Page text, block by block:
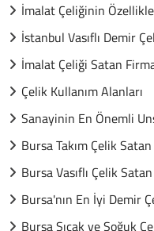
İmalat Çeliğinin
İstanbul Vasıflı Demir
İmalat Çeliği Satan
Çelik Kullanım Alanları
Sanayinin En Önemli
Bursa Takım Çelik
Bursa Vasıflı Çelik
Bursa'nın En İyi Demir
Bursa Sıcak ve Soğuk